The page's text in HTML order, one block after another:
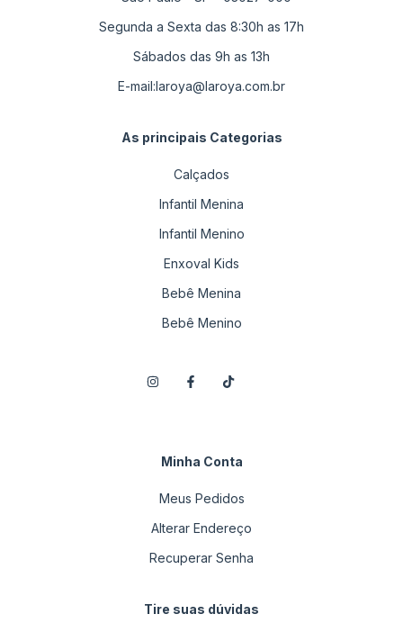
Segunda a Sexta das 8:30h as 17h
Sábados das 9h as 13h
E-mail:laroya@laroya.com.br
As principais Categorias
Calçados
Infantil Menina
Infantil Menino
Enxoval Kids
Bebê Menina
Bebê Menino
Minha Conta
Meus Pedidos
Alterar Endereço
Recuperar Senha
Tire suas dúvidas